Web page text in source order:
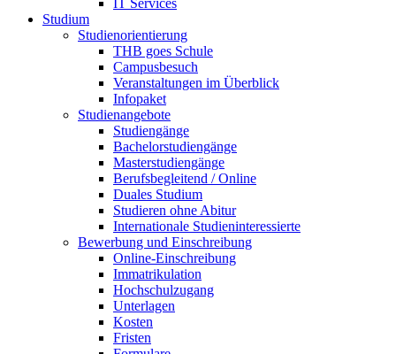
IT Services
Studium
Studienorientierung
THB goes Schule
Campusbesuch
Veranstaltungen im Überblick
Infopaket
Studienangebote
Studiengänge
Bachelorstudiengänge
Masterstudiengänge
Berufsbegleitend / Online
Duales Studium
Studieren ohne Abitur
Internationale Studieninteressierte
Bewerbung und Einschreibung
Online-Einschreibung
Immatrikulation
Hochschulzugang
Unterlagen
Kosten
Fristen